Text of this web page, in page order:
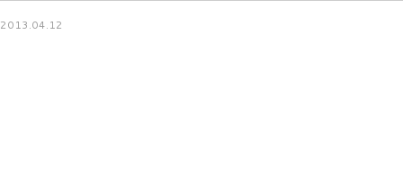
2013.04.12